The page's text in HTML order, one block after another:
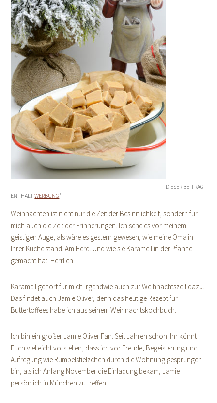
DIESER BEITRAG
ENTHÄLTWERBUNG*
Weihnachten ist nicht nur die Zeit der Besinnlichkeit, sondern für
mich auch die Zeit der Erinnerungen. Ich sehe es vor meinem
geistigen Auge, als wäre es gestern gewesen, wie meine Oma in
Ihrer Küche stand. Am Herd. Und wie sie Karamell in der Pfanne
gemacht hat. Herrlich.
Karamell gehört für mich irgendwie auch zur Weihnachtszeit dazu.
Das findet auch Jamie Oliver, denn das heutige Rezept für
Buttertoffees habe ich aus seinem Weihnachtskochbuch.
Ich bin ein großer Jamie Oliver Fan. Seit Jahren schon. Ihr könnt
Euch vielleicht vorstellen, dass ich vor Freude, Begeisterung und
Aufregung wie Rumpelstielzchen durch die Wohnung gesprungen
bin, als ich Anfang November die Einladung bekam, Jamie
persönlich in München zu treffen.